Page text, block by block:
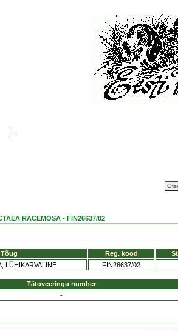
RACEMOSA - FIN26637/02
Tõug Reg. kood
LÜHIKARVALINE
FIN26637/02
Tätoveeringu number
-